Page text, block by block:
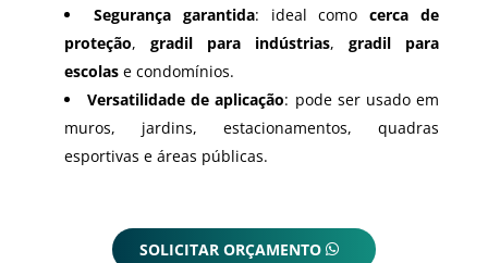
Segurança garantida: ideal comocerca de
proteção, gradil para indústrias,gradil para
escolase condomínios.
Versatilidade de aplicação: pode ser usado em
muros, jardins, estacionamentos, quadras
esportivas e áreas públicas.
SOLICITAR ORÇAMENTO